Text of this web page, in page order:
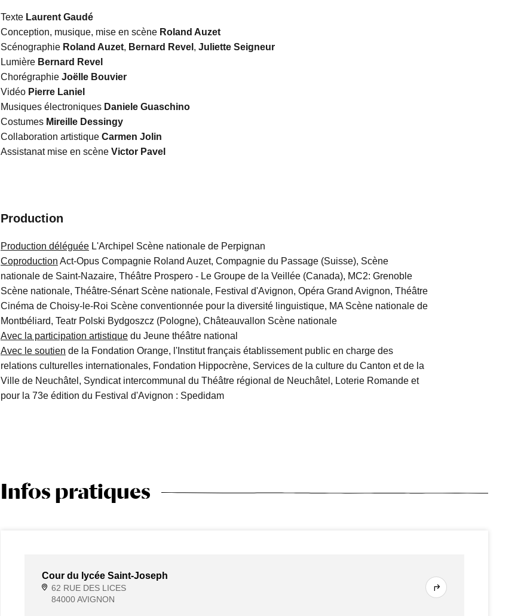
Texte Laurent Gaudé
Conception, musique, mise en scène Roland Auzet
Scénographie Roland Auzet, Bernard Revel , Juliette Seigneur
Lumière Bernard Revel
Chorégraphie Joëlle Bouvier
Vidéo Pierre Laniel
Musiques électroniques Daniele Guaschino
Costumes Mireille Dessingy
Collaboration artistique Carmen Jolin
Assistanat mise en scène Victor Pavel
Production
Production déléguéeL'Archipel Scène nationale de Perpignan
Coproduction Act-Opus Compagnie Roland Auzet, Compagnie du Passage (Suisse), Scène
nationale de Saint-Nazaire, Théâtre Prospero - Le Groupe de la Veillée (Canada), MC2: Grenoble
Scène nationale, Théâtre-Sénart Scène nationale, Festival d'Avignon, Opéra Grand Avignon, Théâtre
Cinéma de Choisy-le-Roi Scène conventionnée pour la diversité linguistique, MA Scène nationale de
Montbéliard, Teatr Polski Bydgoszcz (Pologne), Châteauvallon Scène nationale
Avec la participation artistiquedu Jeune théâtre national
Avec le soutien de la Fondation Orange, l'Institut français établissement public en charge des
relations culturelles internationales, Fondation Hippocrène, Services de la culture du Canton et de la
Ville de Neuchâtel, Syndicat intercommunal du Théâtre régional de Neuchâtel, Loterie Romande et
pour la 73e édition du Festival d'Avignon : Spedidam
Infos pratiques
Cour du lycée Saint-Joseph
62 RUE DES LICES
84000 AVIGNON